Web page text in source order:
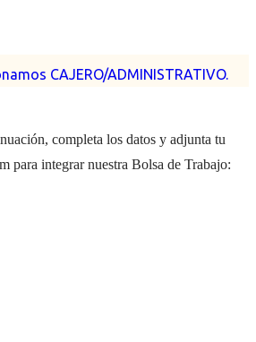
CAJERO/ADMINISTRATIVO.
completa los datos y adjunta tu
para integrar nuestra Bolsa de Trabajo: